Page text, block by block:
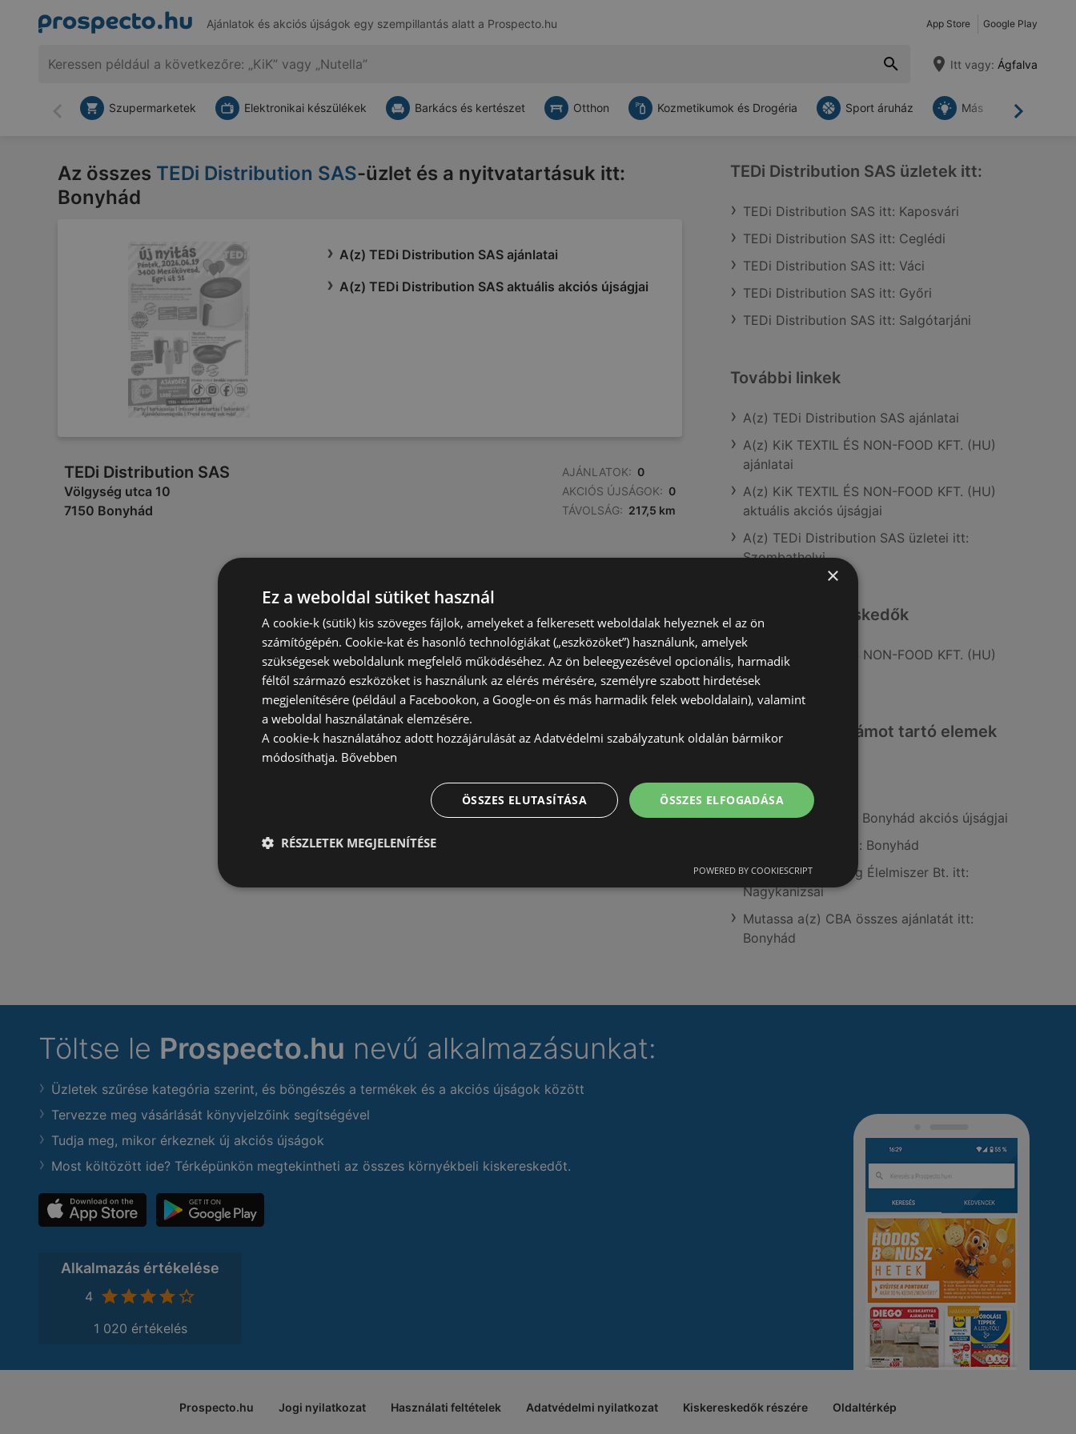
Ajánlatok és akciós újságok egy szempillantás alatt a Prospecto.hu App Store Google Play
Itt vagy: Ágfalva
Vissza Tovább
Szupermarketek Elektronikai készülékek Barkács és kertészet Otthon Kozmetikumok és Drogéria Sport áruház Más
Az összes TEDi Distribution SAS-üzlet és a nyitvatartásuk itt:
Bonyhád
A(z) TEDi Distribution SAS ajánlatai
A(z) TEDi Distribution SAS aktuális akciós újságjai
TEDi Distribution SAS
Völgység utca 10
7150 Bonyhád
AJÁNLATOK: 0
AKCIÓS ÚJSÁGOK: 0
TÁVOLSÁG: 217,5 km
TEDi Distribution SAS üzletek itt:
TEDi Distribution SAS itt: Kaposvári
TEDi Distribution SAS itt: Ceglédi
TEDi Distribution SAS itt: Váci
TEDi Distribution SAS itt: Győri
TEDi Distribution SAS itt: Salgótarjáni
További linkek
A(z) TEDi Distribution SAS ajánlatai
A(z) KiK TEXTIL ÉS NON-FOOD KFT. (HU)
ajánlatai
A(z) KiK TEXTIL ÉS NON-FOOD KFT. (HU)
aktuális akciós újságjai
A(z) TEDi Distribution SAS üzletei itt:
Szombathelyi
Hasonló kiskereskedők
A(z) KiK TEXTIL ÉS NON-FOOD KFT. (HU)
ajánlatai
Érdeklődésre számot tartó elemek
Lidl itt: Szigetvári
A(z) Privát aktuális Bonyhád akciós újságjai
A(z) Reál üzletei itt: Bonyhád
ALDI Magyarország Élelmiszer Bt. itt:
Nagykanizsai
Mutassa a(z) CBA összes ajánlatát itt:
Bonyhád
Töltse le Prospecto.hu nevű alkalmazásunkat:
Üzletek szűrése kategória szerint, és böngészés a termékek és a akciós újságok között
Tervezze meg vásárlását könyvjelzőink segítségével
Tudja meg, mikor érkeznek új akciós újságok
Most költözött ide? Térképünkön megtekintheti az összes környékbeli kiskereskedőt.
Alkalmazás értékelése
4
1 020 értékelés
Prospecto.hu Jogi nyilatkozat Használati feltételek Adatvédelmi nyilatkozat Kiskereskedők részére Oldaltérkép
×
Ez a weboldal sütiket használ
A cookie-k (sütik) kis szöveges fájlok, amelyeket a felkeresett weboldalak helyeznek el az ön
számítógépén. Cookie-kat és hasonló technológiákat („eszközöket”) használunk, amelyek
szükségesek weboldalunk megfelelő működéséhez. Az ön beleegyezésével opcionális, harmadik
féltől származó eszközöket is használunk az elérés mérésére, személyre szabott hirdetések
megjelenítésére (például a Facebookon, a Google-on és más harmadik felek weboldalain), valamint
a weboldal használatának elemzésére.
A cookie-k használatához adott hozzájárulását az Adatvédelmi szabályzatunk oldalán bármikor
módosíthatja. Bővebben
ÖSSZES ELFOGADÁSA
ÖSSZES ELUTASÍTÁSA
RÉSZLETEK MEGJELENÍTÉSE
POWERED BY COOKIESCRIPT